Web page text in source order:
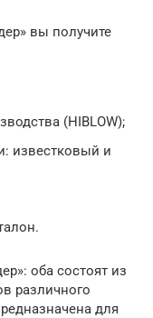
вы получите
(HIBLOW);
известковый и
оба состоят из
различного
для